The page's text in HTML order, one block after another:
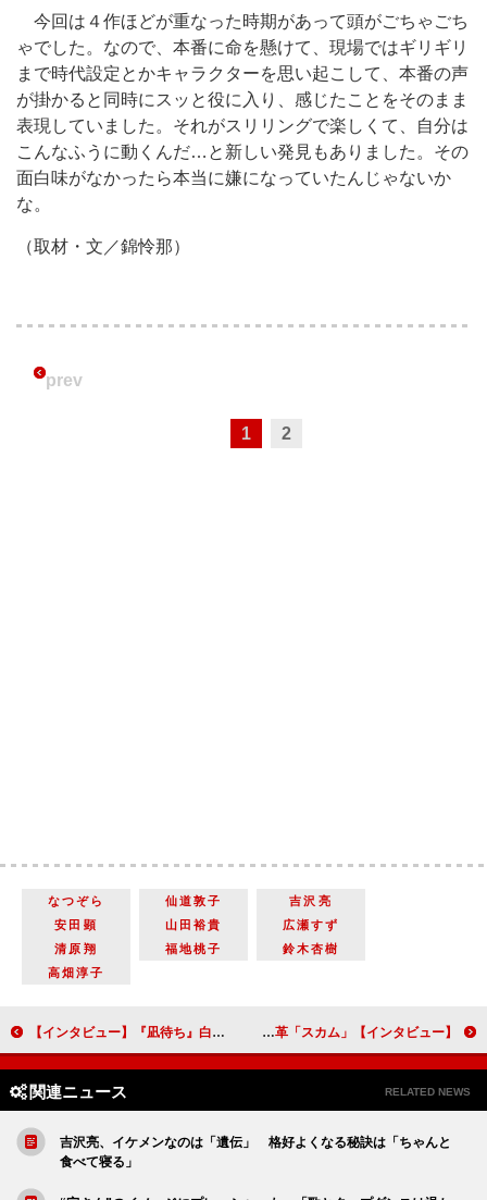
今回は４作ほどが重なった時期があって頭がごちゃごち
ゃでした。なので、本番に命を懸けて、現場ではギリギリ
まで時代設定とかキャラクターを思い起こして、本番の声
が掛かると同時にスッと役に入り、感じたことをそのまま
表現していました。それがスリリングで楽しくて、自分は
こんなふうに動くんだ…と新しい発見もありました。その
面白味がなかったら本当に嫌になっていたんじゃないか
な。
（取材・文／錦怜那）
prev
1 2
なつぞら 仙道敦子
吉沢亮
安田顕
山田裕貴
広瀬すず
清原翔
福地桃子
鈴木杏樹
高畑淳子
【インタビュー】『凪待ち』白石和彌監督「香取慎吾さんは、今まで出会ったどの俳優とも違う。衝撃を受けました」 【インタビュー】「スカム」杉野遥亮「謎めいていたい…」 詐欺師役でキラキラ男子のイメージ打破と意識改革！
関連ニュース RELATED NEWS
吉沢亮、イケメンなのは「遺伝」 格好よくなる秘訣は「ちゃんと
食べて寝る」